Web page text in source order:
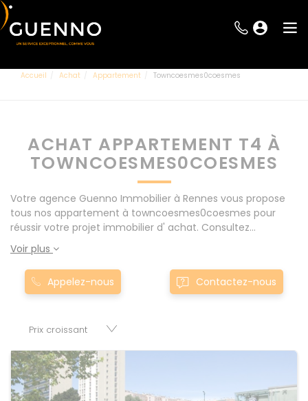
Accueil Achat Appartement Towncoesmes0coesmes
ACHAT APPARTEMENT T4 À
TOWNCOESMES0COESMES
Votre agence Guenno Immobilier à Rennes vous propose
tous nos appartement à towncoesmes0coesmes pour
réussir votre projet immobilier d' achat. Consultez
l'ensemble de nos offres à Rennes mais également aux
alentours : Le Rheu, Pacé, Montgermont... Nos appartement
T4 à towncoesmes0coesmes sont proposés au meilleur
prix du marché pour permettre au plus grand nombre de
commerces, appartements, maisons, immeubles, terrains
Voir plus
Appelez-nous Contactez-nous